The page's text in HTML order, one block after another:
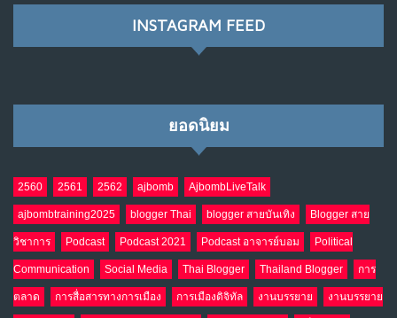
NO COMMENTS
เมื่อโลกออนไลน์ กลายเป็น“ศาลเตี้ย”
9
NO COMMENTS
10 อินโดนีเซีย กับเกมอำนาจที่มองไม่เห็น
เม.ย. 19, 2026
NO COMMENTS
INSTAGRAM FEED
ยอดนิยม
2560 2561 2562 ajbomb AjbombLiveTalk
ajbombtraining2025 blogger Thai blogger สายบันเทิง Blogger สาย
วิชาการ Podcast Podcast 2021 Podcast อาจารย์บอม Political
Communication Social Media Thai Blogger Thailand Blogger การ
ตลาด การสื่อสารทางการเมือง การเมืองดิจิทัล งานบรรยาย งานบรรยาย